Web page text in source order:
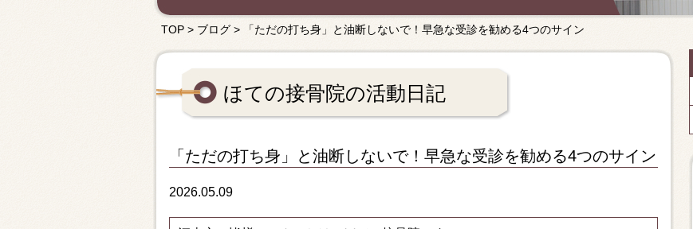
TOP > ブログ> 「ただの打ち身」と油断しないで！早急な受診を勧める4つのサイン
ほての接骨院の活動日記
「ただの打ち身」と油断しないで！早急な受診を勧める4つのサイン
2026.05.09